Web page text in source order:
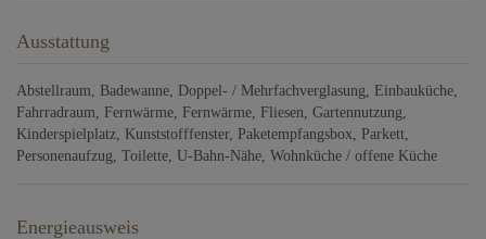
Ausstattung
Abstellraum Badewanne Doppel- / Mehrfachverglasung
Einbauküche
Fahrradraum
Fernwärme Fernwärme Fliesen Gartennutzung
Kinderspielplatz Kunststofffenster Paketempfangsbox
Parkett
Personenaufzug Toilette U-Bahn-Nähe Wohnküche / offene Küche
Energieausweis